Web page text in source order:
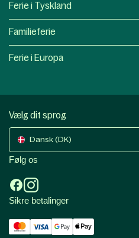
Ferie i Tyskland
Familieferie
Ferie i Europa
Vælg dit sprog
Dansk (DK)
Følg os
Sikre betalinger